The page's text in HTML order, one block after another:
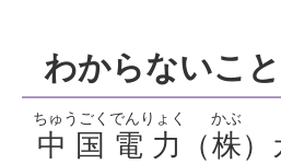
わからないこ
中国
ちゅうごく
電力
でんりょく
（株
かぶ